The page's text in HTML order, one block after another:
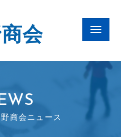
会 Menu
商会ニュース